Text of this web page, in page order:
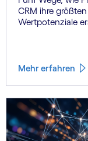
CRM ihre
Wertpotenziale
Mehr erfahren